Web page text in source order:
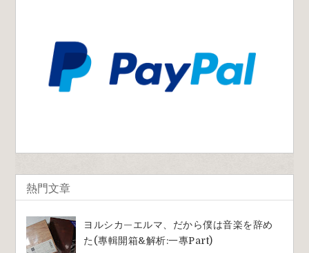
熱門文章
ヨルシカ—エルマ、だから僕は音楽を辞め
た(專輯開箱&解析:一專part)